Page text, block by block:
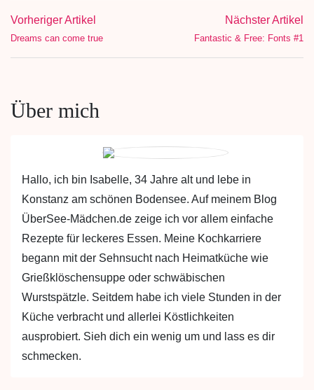
Vorheriger Artikel
Dreams can come true
Nächster Artikel
Fantastic & Free: Fonts #1
Über mich
Hallo, ich bin Isabelle, 34 Jahre alt und lebe in
Konstanz am schönen Bodensee. Auf meinem Blog
ÜberSee-Mädchen.de zeige ich vor allem einfache
Rezepte für leckeres Essen. Meine Kochkarriere
begann mit der Sehnsucht nach Heimatküche wie
Grießklöschensuppe oder schwäbischen
Wurstspätzle. Seitdem habe ich viele Stunden in der
Küche verbracht und allerlei Köstlichkeiten
ausprobiert. Sieh dich ein wenig um und lass es dir
schmecken.